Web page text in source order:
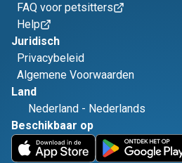
FAQ voor petsitters
Help
Juridisch
Privacybeleid
Algemene Voorwaarden
Land
Nederland - Nederlands
Beschikbaar op